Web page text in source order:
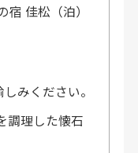
佳松（泊）
みください。
調理した懐石